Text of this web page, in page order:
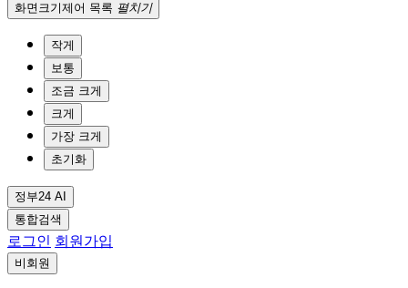
화면크기제어 목록 펼치기
작게
보통
조금 크게
크게
가장 크게
초기화
정부24 AI
통합검색
로그인 회원가입
비회원